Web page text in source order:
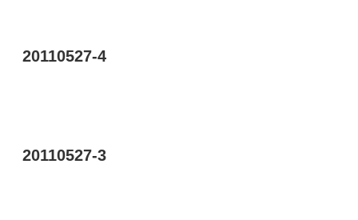
20110527-4
20110527-3